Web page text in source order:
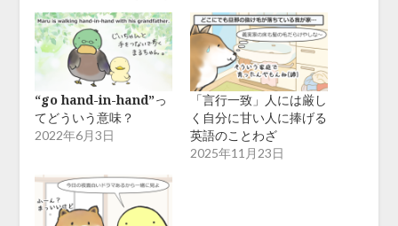
“go hand-in-hand”っ
てどういう意味？
2022年6月3日
「言行一致」人には厳し
く自分に甘い人に捧げる
英語のことわざ
2025年11月23日